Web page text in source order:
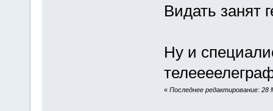
Видать занят
Ну и
« Последнее редактирование: 28